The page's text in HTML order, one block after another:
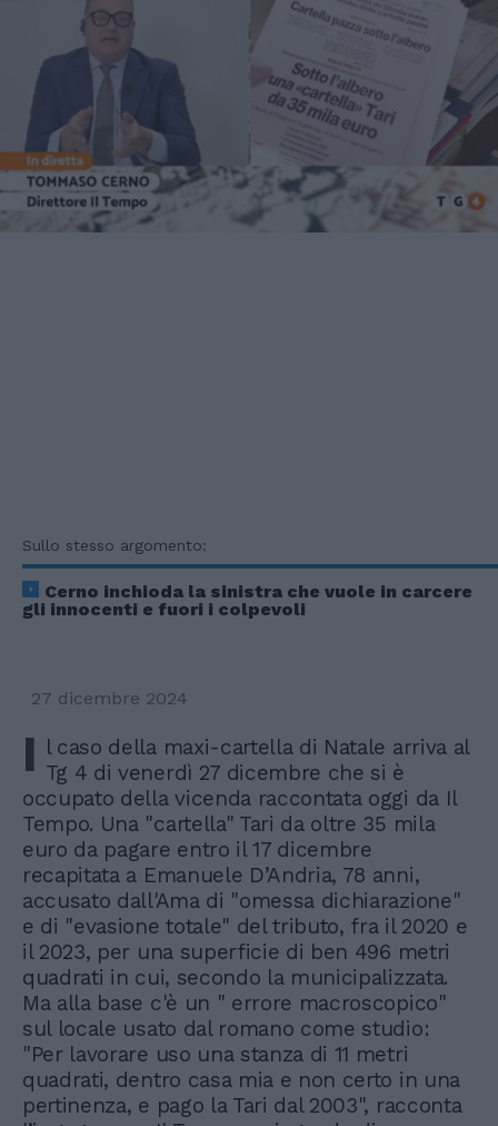
Sullo stesso argomento:
Cerno inchioda la sinistra che vuole in carcere
gli innocenti e fuori i colpevoli
27 dicembre 2024
I l caso della maxi-cartella di Natale arriva al
Tg 4 di venerdì 27 dicembre che si è
occupato della vicenda raccontata oggi da Il
Tempo. Una "cartella" Tari da oltre 35 mila
euro da pagare entro il 17 dicembre
recapitata a Emanuele D’Andria, 78 anni,
accusato dall'Ama di "omessa dichiarazione"
e di "evasione totale" del tributo, fra il 2020 e
il 2023, per una superficie di ben 496 metri
quadrati in cui, secondo la municipalizzata.
Ma alla base c'è un " errore macroscopico"
sul locale usato dal romano come studio:
"Per lavorare uso una stanza di 11 metri
quadrati, dentro casa mia e non certo in una
pertinenza, e pago la Tari dal 2003", racconta